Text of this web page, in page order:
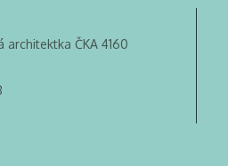
ČKA 4160